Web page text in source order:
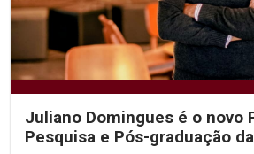
Juliano Domingues é o novo
Pesquisa e Pós-graduação